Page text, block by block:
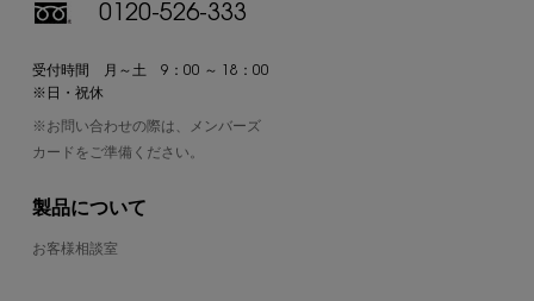
0120-526-333
受付時間 月～土 9：00 ～ 18：00
※日・祝休
※お問い合わせの際は、メンバーズ
カードをご準備ください。
製品について
お客様相談室